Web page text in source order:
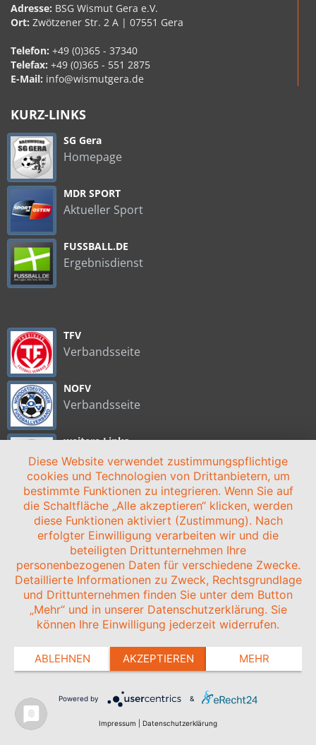
Adresse: BSG Wismut Gera e.V.
Ort: Zwötzener Str. 2 A | 07551 Gera
Telefon: +49 (0)365 - 37340
Telefax: +49 (0)365 - 551 2875
E-Mail: info@wismutgera.de
KURZ-LINKS
SG Gera
Homepage
MDR SPORT
Aktueller Sport
FUSSBALL.DE
Ergebnisdienst
TFV
Verbandsseite
NOFV
Verbandsseite
weitere Links
Linkübersicht
HOME NEWS VEREIN STADION ANFAHRT
SPONSOREN
IMPRESSUM/DATENSCHUTZ
© 2003-2024 BSG WISMUT GERA |zLiga-Vereinshomepage
Diese Website verwendet zustimmungspflichtige
cookies und Technologien von Drittanbietern, um
bestimmte Funktionen zu integrieren. Wenn Sie auf
die Schaltfläche „Alle akzeptieren“ klicken, werden
diese Funktionen aktiviert (Zustimmung). Nach
erfolgter Einwilligung verarbeiten wir und die
beteiligten Drittunternehmen Ihre
personenbezogenen Daten für verschiedene Zwecke.
Detaillierte Informationen zu Zweck, Rechtsgrundlage
und Drittunternehmen finden Sie unter dem Button
„Mehr“ und in unserer Datenschutzerklärung. Sie
können Ihre Einwilligung jederzeit widerrufen.
ABLEHNEN AKZEPTIEREN MEHR
Powered by &
Impressum Datenschutzerklärung